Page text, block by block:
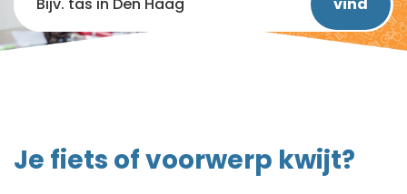
Je fiets of voorwerp kwijt?